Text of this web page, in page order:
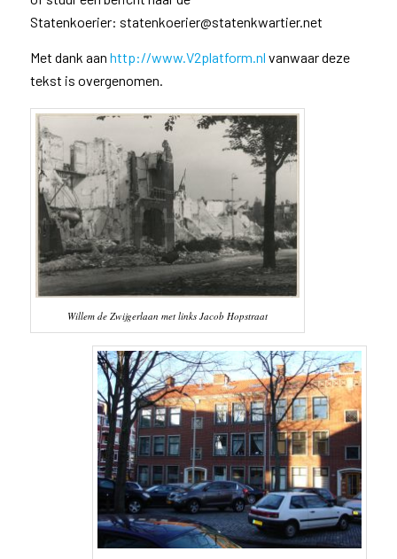
Statenkoerier: statenkoerier@statenkwartier.net
Met dank aan http://www.V2platform.nl vanwaar deze
tekst is overgenomen.
Willem de Zwijgerlaan met links Jacob Hopstraat